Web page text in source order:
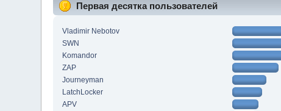
Первая десятка пользователей
Vladimir Nebotov
SWN
Komandor
ZAP
Journeyman
LatchLocker
APV